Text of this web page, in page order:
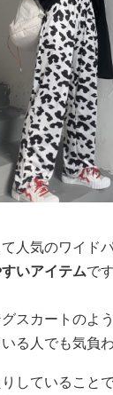
人気のワイド
いアイテムです
スカートのよ
る人でも気負
していること